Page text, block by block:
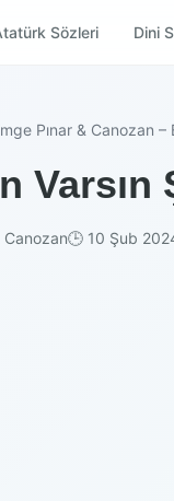
Sözleri Dini
Pınar & Canozan –
Varsın
Canozan🕒 10 Şub